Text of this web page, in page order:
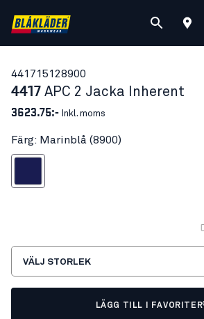
441715128900
4417 APC 2 Jacka Inherent
3623.75:- Inkl. moms
Färg: Marinblå (8900)
VÄLJ STORLEK
LÄGG TILL I FAVORITER